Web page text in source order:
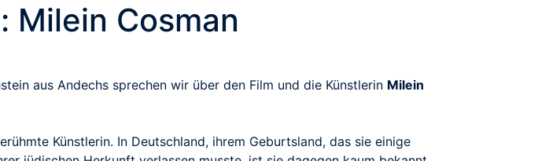
Milein Cosman
aus Andechs sprechen wir über den Film und die Künstlerin Milein
Künstlerin. In Deutschland, ihrem Geburtsland, das sie einige